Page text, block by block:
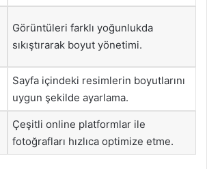
Görüntüleri farklı yoğunlukda
sıkıştırarak boyut yönetimi.
Sayfa içindeki resimlerin boyutlarını
uygun şekilde ayarlama.
Çeşitli online platformlar ile
fotoğrafları hızlıca optimize etme.